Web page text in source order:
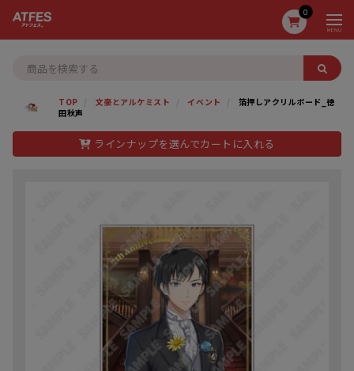
0
MENU
TOP 文豪とアルケミスト イベント
箔押しアクリルボード_徳
田秋声
ラインナップを選んでカートに入れる